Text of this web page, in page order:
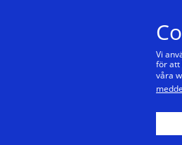
Vi
för att
våra